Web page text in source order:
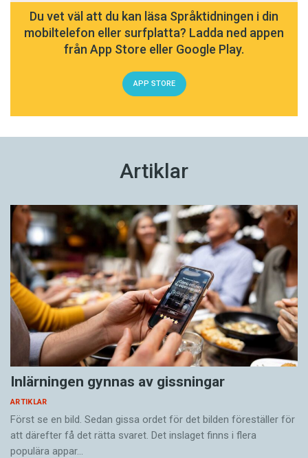
Du vet väl att du kan läsa Språktidningen i din
mobiltelefon eller surfplatta? Ladda ned appen
från App Store eller Google Play.
APP STORE
Artiklar
Inlärningen gynnas av gissningar
ARTIKLAR
Först se en bild. Sedan gissa ordet för det bilden föreställer för
att därefter få det rätta svaret. Det inslaget finns i flera
populära appar…